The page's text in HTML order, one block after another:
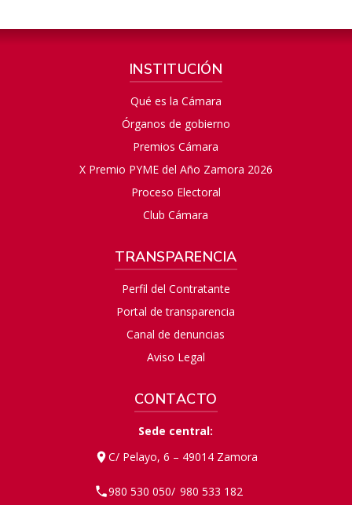
INSTITUCIÓN
Qué es la Cámara
Órganos de gobierno
Premios Cámara
X Premio PYME del Año Zamora 2026
Proceso Electoral
Club Cámara
TRANSPARENCIA
Perfil del Contratante
Portal de transparencia
Canal de denuncias
Aviso Legal
CONTACTO
Sede central:
C/ Pelayo, 6 – 49014 Zamora
980 530 050/ 980 533 182